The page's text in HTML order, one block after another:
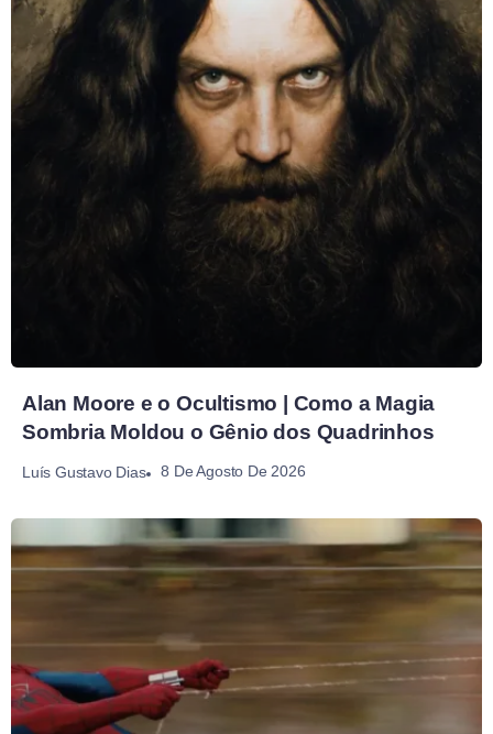
Alan Moore e o Ocultismo | Como a Magia
Sombria Moldou o Gênio dos Quadrinhos
Luís Gustavo Dias 8 De Agosto De 2026